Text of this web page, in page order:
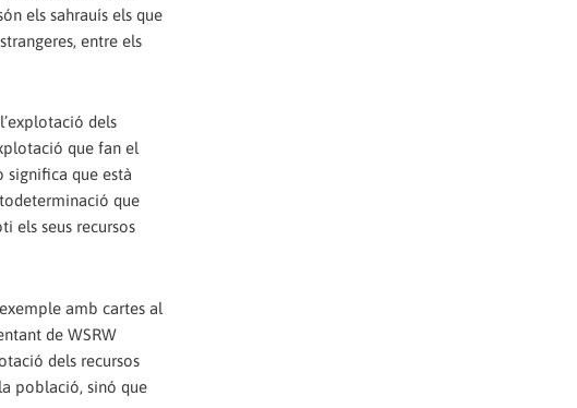
els sahrauís els que
entre els
dels
que fan el
significa que està
que
els seus recursos
amb cartes al
de WSRW
dels recursos
població, sinó que